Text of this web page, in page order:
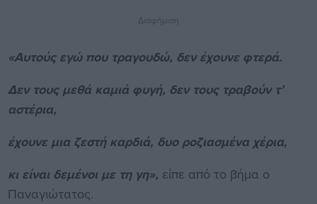
Διαφήμιση
«Αυτούς εγώ που τραγουδώ, δεν έχουνε φτερά.
Δεν τους μεθά καμιά φυγή, δεν τους τραβούν τ’
αστέρια,
έχουνε μια ζεστή καρδιά, δυο ροζιασμένα χέρια,
κι είναι δεμένοι με τη γη», είπε από το βήμα ο
Παναγιώτατος.